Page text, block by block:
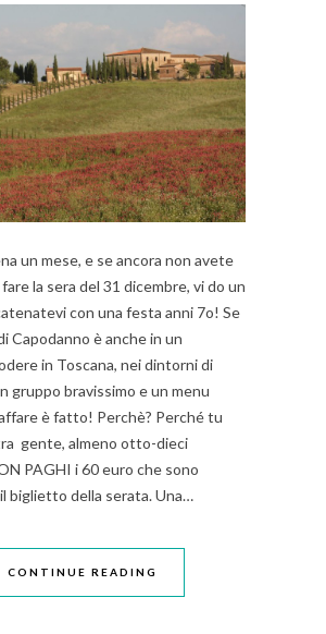
un mese, e se ancora non avete
la sera del 31 dicembre, vi do un
con una festa anni 7o! Se
Capodanno è anche in un
in Toscana, nei dintorni di
gruppo bravissimo e un menu
è fatto! Perchè? Perché tu
gente, almeno otto-dieci
PAGHI i 60 euro che sono
biglietto della serata. Una…
CONTINUE READING